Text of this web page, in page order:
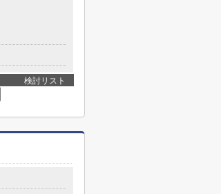
検討リスト